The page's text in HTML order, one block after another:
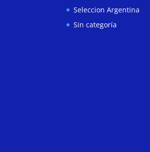
Seleccion Argentina
Sin categoría